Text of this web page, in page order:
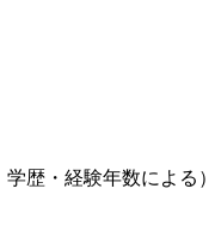
歴・経験年数による